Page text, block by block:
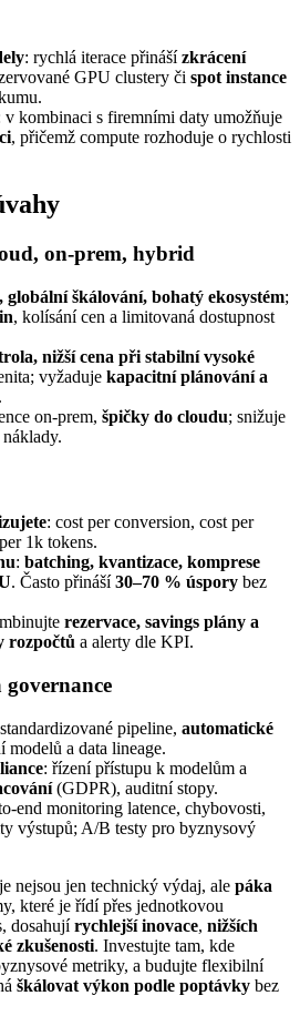
: rychlá iterace přinášízkrácení
GPU clustery či spot instance
v kombinaci s firemními daty umožňuje
, přičemž compute rozhoduje o rychlosti
on‑prem, hybrid
škálování, bohatý ekosystém;
, kolísání cen a limitovaná dostupnost
nižší cena při stabilní vysoké
vyžaduje kapacitní plánování a
.
on‑prem, špičky do cloudu; snižuje
: cost per conversion, cost per
1k tokens.
: batching, kvantizace, komprese
. Často přináší30–70 % úspory bez
rezervace, savings plány a
rozpočtů a alerty dle KPI.
governance
pipeline, automatické
modelů a data lineage.
: řízení přístupu k modelům a
(GDPR), auditní stopy.
monitoring latence, chybovosti,
výstupů; A/B testy pro byznysový
nejsou jen technický výdaj, ale páka
které je řídí přes jednotkovou
dosahujírychlejší inovace, nižších
zkušenosti. Investujte tam, kde
metriky, a budujte flexibilní
škálovat výkon podle poptávky bez